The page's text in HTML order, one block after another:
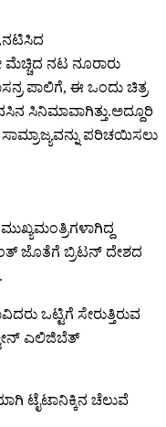
ಮೆಚ್ಚಿದ ನಟ ನೂರಾರು
ಪಾಲಿಗೆ, ಈ ಒಂದು ಚಿತ್ರ
ಸಿನಿಮಾವಾಗಿತ್ತು.ಅದ್ದೂರಿ
ಪರಿಚಯಿಸಲು
ಜೊತೆಗೆ ಬ್ರಿಟನ್ ದೇಶದ
ಒಟ್ಟಿಗೆ ಸೇರುತ್ತಿರುವ
ಎಲಿಜಿಬೆತ್
ಟೈಟಾನಿಕ್ಕಿನ ಚೆಲುವೆ